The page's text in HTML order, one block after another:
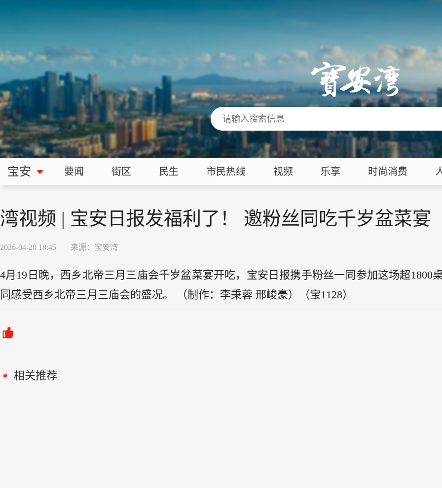
宝安 要闻 街区 民生 市民热线 视频 乐享 时尚消费
湾视频 | 宝安日报发福利了！ 邀粉丝同吃千岁盆菜宴
2026-04-20 18:45 来源： 宝安湾
4月19日晚，西乡北帝三月三庙会千岁盆菜宴开吃，宝安日报携手粉丝一同参加这场超1800
同感受西乡北帝三月三庙会的盛况。 （制作：李秉蓉 邢峻豪）（宝1128）
相关推荐